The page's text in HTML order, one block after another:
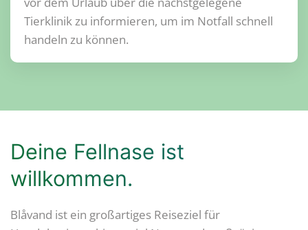
Tierklinik zu informieren, um im Notfall schnell
handeln zu können.
Deine Fellnase ist
willkommen.
Blåvand ist ein großartiges Reiseziel für